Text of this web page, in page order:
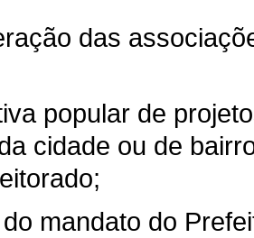
das
popular de
cidade ou de
mandato do